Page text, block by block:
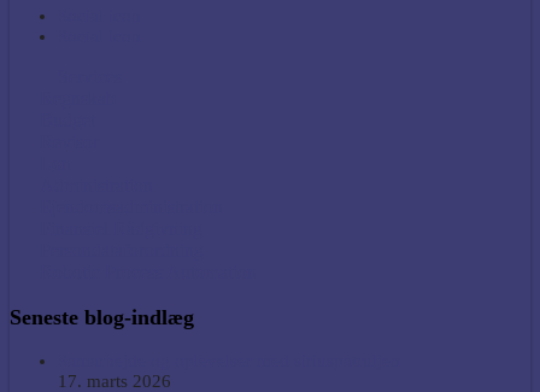
Seneste blog-indlæg
17. marts 2026